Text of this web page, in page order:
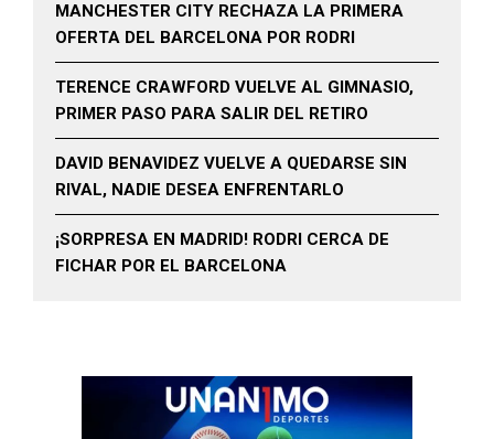
MANCHESTER CITY RECHAZA LA PRIMERA
OFERTA DEL BARCELONA POR RODRI
TERENCE CRAWFORD VUELVE AL GIMNASIO,
PRIMER PASO PARA SALIR DEL RETIRO
DAVID BENAVIDEZ VUELVE A QUEDARSE SIN
RIVAL, NADIE DESEA ENFRENTARLO
¡SORPRESA EN MADRID! RODRI CERCA DE
FICHAR POR EL BARCELONA